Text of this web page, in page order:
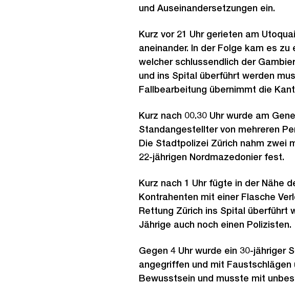
und Auseinandersetzungen ein.
Kurz vor 21 Uhr gerieten am
aneinander. In der Folge kam es
welcher schlussendlich der
und ins Spital überführt werden
Fallbearbeitung übernimmt die
Kurz nach 00.30 Uhr wurde am
Standangestellter von mehreren
Die Stadtpolizei Zürich nahm zwei
22-jährigen Nordmazedonier fest.
Kurz nach 1 Uhr fügte in der Nähe
Kontrahenten mit einer Flasche
Rettung Zürich ins Spital überführt
Jährige auch noch einen Polizisten.
Gegen 4 Uhr wurde ein 30-jähriger
angegriffen und mit
Bewusstsein und musste mit